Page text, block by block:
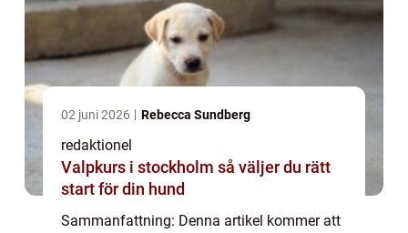
02 juni 2026 Rebecca Sundberg
redaktionel
Valpkurs i stockholm så väljer du rätt
start för din hund
Sammanfattning: Denna artikel kommer att